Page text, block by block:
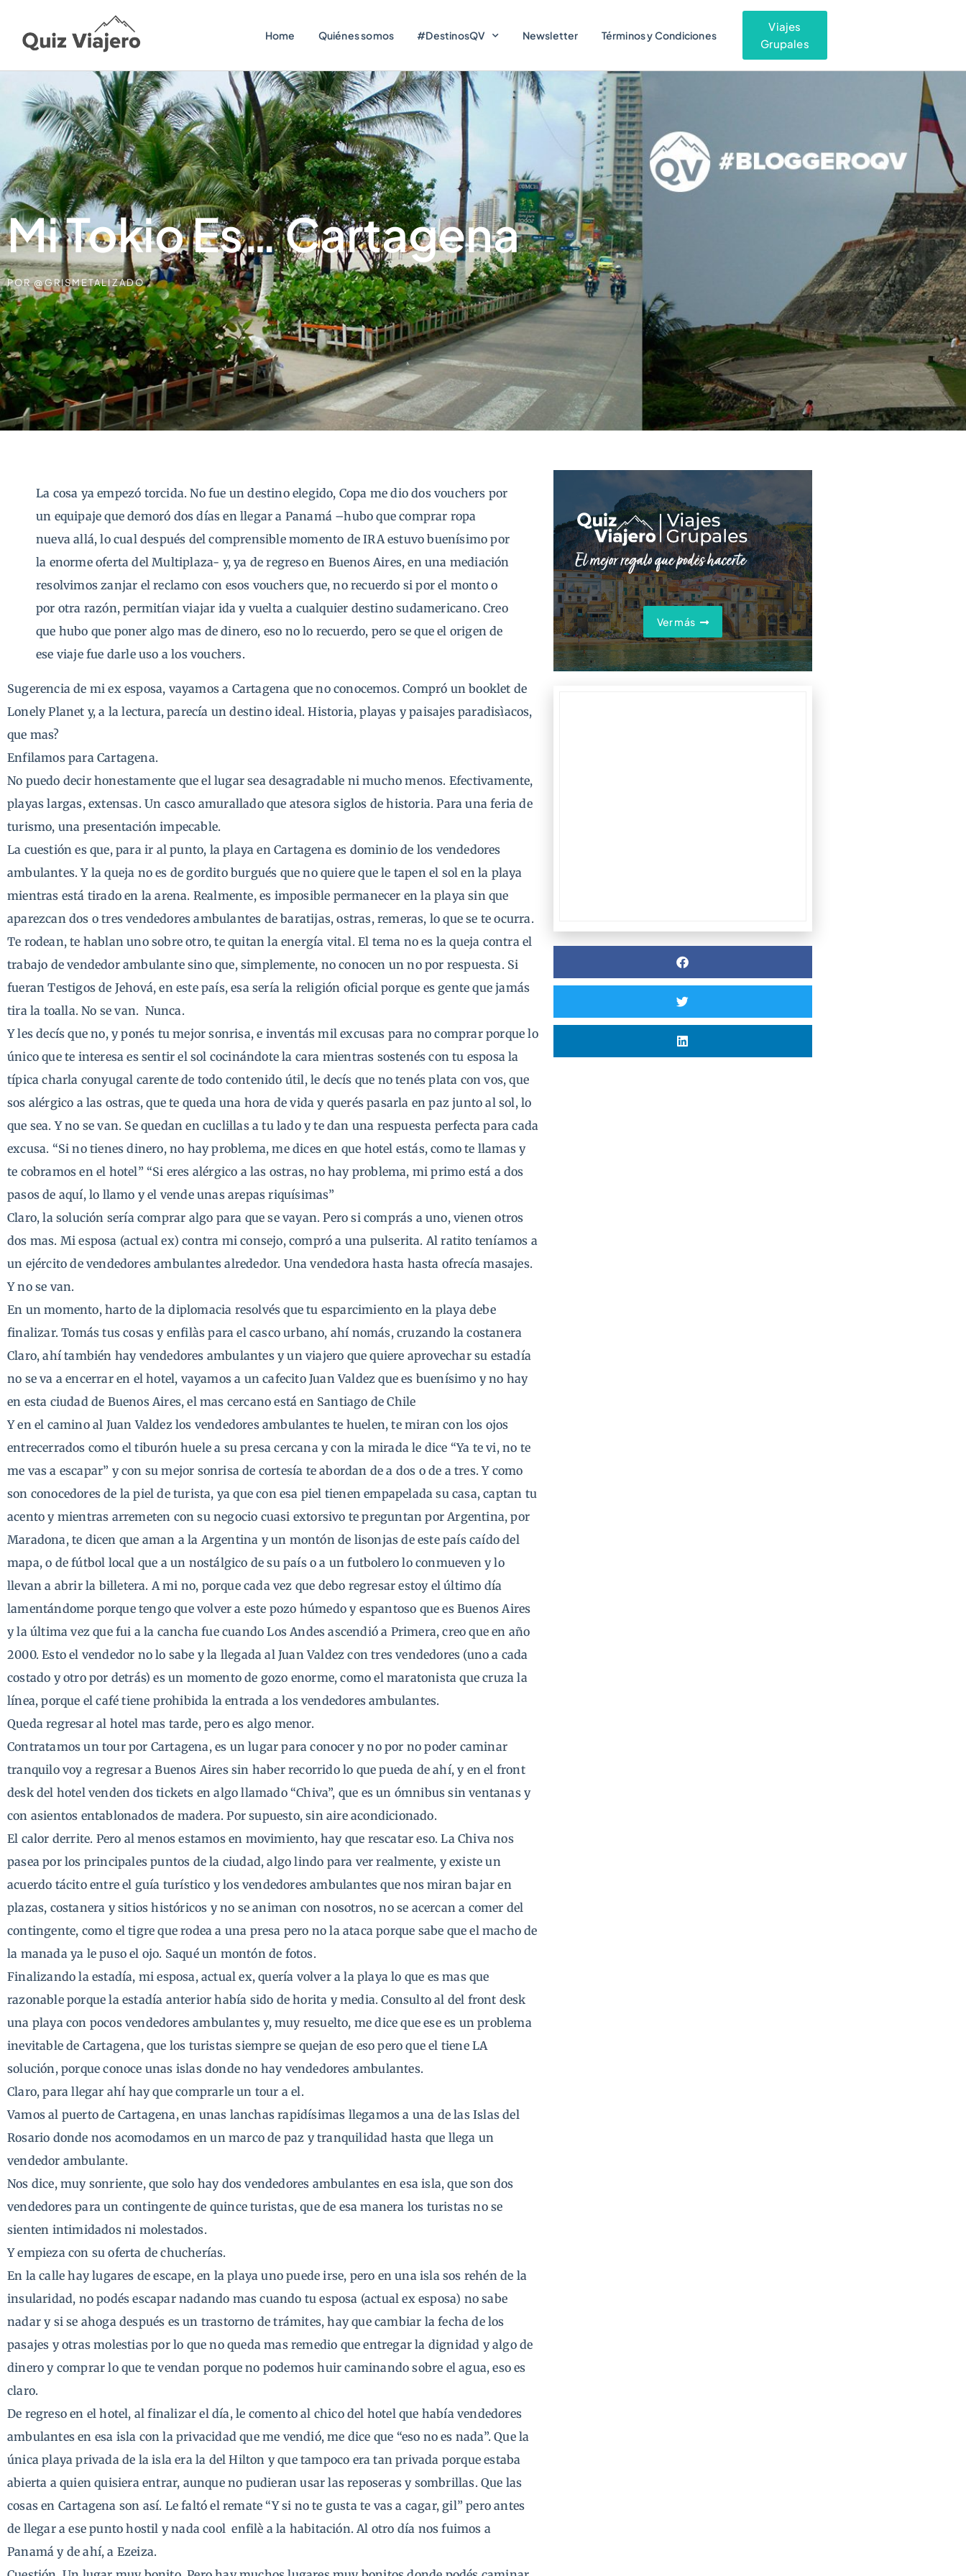
Home Quiénes somos #DestinosQV Newsletter Términos y Condiciones
Viajes
Grupales
Mi Tokio Es… Cartagena
POR@GRISMETALIZADO
La cosa ya empezó torcida. No fue un destino elegido, Copa me dio dos vouchers por
un equipaje que demoró dos días en llegar a Panamá –hubo que comprar ropa
nueva allá, lo cual después del comprensible momento de IRA estuvo buenísimo por
la enorme oferta del Multiplaza- y, ya de regreso en Buenos Aires, en una mediación
resolvimos zanjar el reclamo con esos vouchers que, no recuerdo si por el monto o
por otra razón, permitían viajar ida y vuelta a cualquier destino sudamericano. Creo
que hubo que poner algo mas de dinero, eso no lo recuerdo, pero se que el origen de
ese viaje fue darle uso a los vouchers.
Sugerencia de mi ex esposa, vayamos a Cartagena que no conocemos. Compró un booklet de
Lonely Planet y, a la lectura, parecía un destino ideal. Historia, playas y paisajes paradisìacos,
que mas?
Enfilamos para Cartagena.
No puedo decir honestamente que el lugar sea desagradable ni mucho menos. Efectivamente,
playas largas, extensas. Un casco amurallado que atesora siglos de historia. Para una feria de
turismo, una presentación impecable.
La cuestión es que, para ir al punto, la playa en Cartagena es dominio de los vendedores
ambulantes. Y la queja no es de gordito burgués que no quiere que le tapen el sol en la playa
mientras está tirado en la arena. Realmente, es imposible permanecer en la playa sin que
aparezcan dos o tres vendedores ambulantes de baratijas, ostras, remeras, lo que se te ocurra.
Te rodean, te hablan uno sobre otro, te quitan la energía vital. El tema no es la queja contra el
trabajo de vendedor ambulante sino que, simplemente, no conocen un no por respuesta. Si
fueran Testigos de Jehová, en este país, esa sería la religión oficial porque es gente que jamás
tira la toalla. No se van. Nunca.
Y les decís que no, y ponés tu mejor sonrisa, e inventás mil excusas para no comprar porque lo
único que te interesa es sentir el sol cocinándote la cara mientras sostenés con tu esposa la
típica charla conyugal carente de todo contenido útil, le decís que no tenés plata con vos, que
sos alérgico a las ostras, que te queda una hora de vida y querés pasarla en paz junto al sol, lo
que sea. Y no se van. Se quedan en cuclillas a tu lado y te dan una respuesta perfecta para cada
excusa. “Si no tienes dinero, no hay problema, me dices en que hotel estás, como te llamas y
te cobramos en el hotel” “Si eres alérgico a las ostras, no hay problema, mi primo está a dos
pasos de aquí, lo llamo y el vende unas arepas riquísimas”
Claro, la solución sería comprar algo para que se vayan. Pero si comprás a uno, vienen otros
dos mas. Mi esposa (actual ex) contra mi consejo, compró a una pulserita. Al ratito teníamos a
un ejército de vendedores ambulantes alrededor. Una vendedora hasta hasta ofrecía masajes.
Y no se van.
En un momento, harto de la diplomacia resolvés que tu esparcimiento en la playa debe
finalizar. Tomás tus cosas y enfilàs para el casco urbano, ahí nomás, cruzando la costanera
Claro, ahí también hay vendedores ambulantes y un viajero que quiere aprovechar su estadía
no se va a encerrar en el hotel, vayamos a un cafecito Juan Valdez que es buenísimo y no hay
en esta ciudad de Buenos Aires, el mas cercano está en Santiago de Chile
Y en el camino al Juan Valdez los vendedores ambulantes te huelen, te miran con los ojos
entrecerrados como el tiburón huele a su presa cercana y con la mirada le dice “Ya te vi, no te
me vas a escapar” y con su mejor sonrisa de cortesía te abordan de a dos o de a tres. Y como
son conocedores de la piel de turista, ya que con esa piel tienen empapelada su casa, captan tu
acento y mientras arremeten con su negocio cuasi extorsivo te preguntan por Argentina, por
Maradona, te dicen que aman a la Argentina y un montón de lisonjas de este país caído del
mapa, o de fútbol local que a un nostálgico de su país o a un futbolero lo conmueven y lo
llevan a abrir la billetera. A mi no, porque cada vez que debo regresar estoy el último día
lamentándome porque tengo que volver a este pozo húmedo y espantoso que es Buenos Aires
y la última vez que fui a la cancha fue cuando Los Andes ascendió a Primera, creo que en año
2000. Esto el vendedor no lo sabe y la llegada al Juan Valdez con tres vendedores (uno a cada
costado y otro por detrás) es un momento de gozo enorme, como el maratonista que cruza la
línea, porque el café tiene prohibida la entrada a los vendedores ambulantes.
Queda regresar al hotel mas tarde, pero es algo menor.
Contratamos un tour por Cartagena, es un lugar para conocer y no por no poder caminar
tranquilo voy a regresar a Buenos Aires sin haber recorrido lo que pueda de ahí, y en el front
desk del hotel venden dos tickets en algo llamado “Chiva”, que es un ómnibus sin ventanas y
con asientos entablonados de madera. Por supuesto, sin aire acondicionado.
El calor derrite. Pero al menos estamos en movimiento, hay que rescatar eso. La Chiva nos
pasea por los principales puntos de la ciudad, algo lindo para ver realmente, y existe un
acuerdo tácito entre el guía turístico y los vendedores ambulantes que nos miran bajar en
plazas, costanera y sitios históricos y no se animan con nosotros, no se acercan a comer del
contingente, como el tigre que rodea a una presa pero no la ataca porque sabe que el macho de
la manada ya le puso el ojo. Saqué un montón de fotos.
Finalizando la estadía, mi esposa, actual ex, quería volver a la playa lo que es mas que
razonable porque la estadía anterior había sido de horita y media. Consulto al del front desk
una playa con pocos vendedores ambulantes y, muy resuelto, me dice que ese es un problema
inevitable de Cartagena, que los turistas siempre se quejan de eso pero que el tiene LA
solución, porque conoce unas islas donde no hay vendedores ambulantes.
Claro, para llegar ahí hay que comprarle un tour a el.
Vamos al puerto de Cartagena, en unas lanchas rapidísimas llegamos a una de las Islas del
Rosario donde nos acomodamos en un marco de paz y tranquilidad hasta que llega un
vendedor ambulante.
Nos dice, muy sonriente, que solo hay dos vendedores ambulantes en esa isla, que son dos
vendedores para un contingente de quince turistas, que de esa manera los turistas no se
sienten intimidados ni molestados.
Y empieza con su oferta de chucherías.
En la calle hay lugares de escape, en la playa uno puede irse, pero en una isla sos rehén de la
insularidad, no podés escapar nadando mas cuando tu esposa (actual ex esposa) no sabe
nadar y si se ahoga después es un trastorno de trámites, hay que cambiar la fecha de los
pasajes y otras molestias por lo que no queda mas remedio que entregar la dignidad y algo de
dinero y comprar lo que te vendan porque no podemos huir caminando sobre el agua, eso es
claro.
De regreso en el hotel, al finalizar el día, le comento al chico del hotel que había vendedores
ambulantes en esa isla con la privacidad que me vendió, me dice que “eso no es nada”. Que la
única playa privada de la isla era la del Hilton y que tampoco era tan privada porque estaba
abierta a quien quisiera entrar, aunque no pudieran usar las reposeras y sombrillas. Que las
cosas en Cartagena son así. Le faltó el remate “Y si no te gusta te vas a cagar, gil” pero antes
de llegar a ese punto hostil y nada cool enfilè a la habitación. Al otro día nos fuimos a
Panamá y de ahí, a Ezeiza.
Ver más